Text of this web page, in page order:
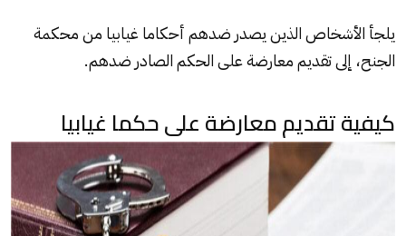
يلجأ الأشخاص الذين يصدر ضدهم أحكاما غيابيا من محكمة
الجنح، إلى تقديم معارضة على الحكم الصادر ضدهم.
كيفية تقديم معارضة على حكما غيابيا